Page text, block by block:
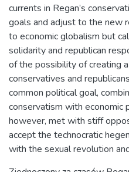
currents in Regan’s
goals and adjust to the new
to economic globalism but
solidarity and republican
of the possibility of creating
conservatives and
common political goal,
conservatism with economic
however, met with stiff
accept the technocratic
with the sexual revolution